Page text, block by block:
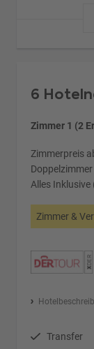
6
Zimmer 1 (2
Zimmerpreis
Alles Inklusive
Zimmer &
Transfer